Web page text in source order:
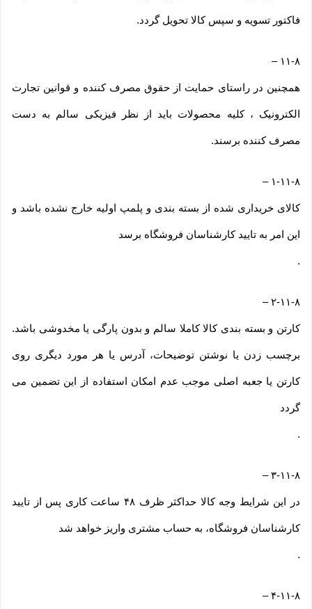
فاکتور تسویه و سپس کالا تحویل گردد.
۱۱-۸ –
همچنین در راستای حمایت از حقوق مصرف کننده و قوانین تجارت
الکترونیک ، کلیه محصولات باید از نظر فیزیکی سالم به دست
مصرف کننده برسند.
۱-۱۱-۸ –
کالای خریداری شده از بسته بندی و پلمپ اولیه خارج نشده باشد و
این امر به تایید کارشناسان فروشگاه برسد
.
۲-۱۱-۸–
کارتن و بسته بندی کالا کاملا سالم و بدون پارگی یا مخدوشی باشد.
برچسب زدن یا نوشتن توضیحات، آدرس یا هر مورد دیگری روی
کارتن یا جعبه اصلی موجب عدم امکان استفاده از این تضمین می
گردد
.
۳-۱۱-۸–
در این شرایط وجه کالا حداکثر ظرف ۴۸ ساعت کاری پس از تایید
کارشناسان فروشگاه، به حساب مشتری واریز خواهد شد
.
۴-۱۱-۸–